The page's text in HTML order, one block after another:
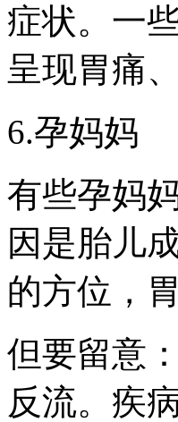
症状。一
呈现胃痛
6.孕妈妈
有些孕妈
因是胎儿
的方位，
但要留意
反流。疾